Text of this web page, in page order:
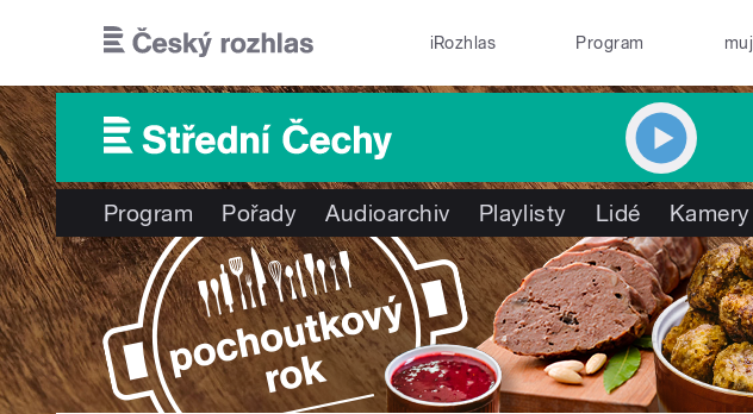
iRozhlas Program
Program Pořady Audioarchiv Playlisty Lidé Kamery